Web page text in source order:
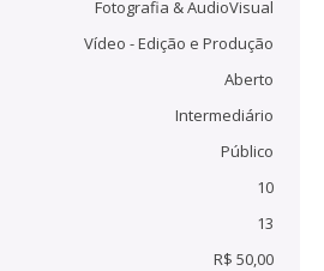
Fotografia & AudioVisual
Vídeo - Edição e Produção
Aberto
Intermediário
Público
10
13
R$ 50,00